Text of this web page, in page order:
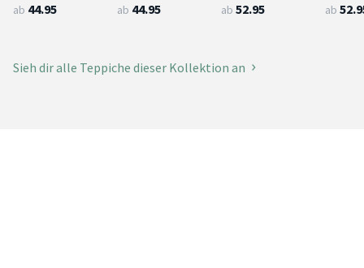
ab 44.95 ab 44.95 ab 52.95 ab
Sieh dir alle Teppiche dieser Kollektion an